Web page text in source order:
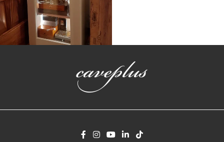
Purera humidor para
puros para vivienda